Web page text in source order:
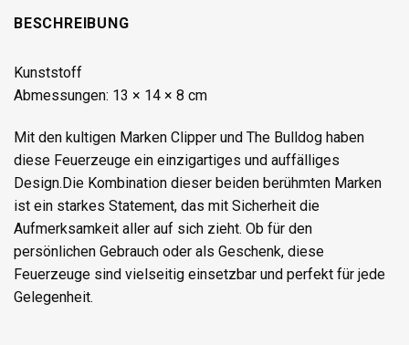
BESCHREIBUNG
Kunststoff
Abmessungen: 13 × 14 × 8 cm
Mit den kultigen Marken Clipper und The Bulldog haben
diese Feuerzeuge ein einzigartiges und auffälliges
Design.Die Kombination dieser beiden berühmten Marken
ist ein starkes Statement, das mit Sicherheit die
Aufmerksamkeit aller auf sich zieht. Ob für den
persönlichen Gebrauch oder als Geschenk, diese
Feuerzeuge sind vielseitig einsetzbar und perfekt für jede
Gelegenheit.